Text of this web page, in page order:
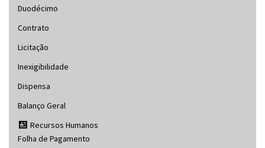
Duodécimo
Contrato
Licitação
Inexigibilidade
Dispensa
Balanço Geral
Recursos Humanos
Folha de Pagamento